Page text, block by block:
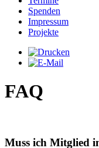
Spenden
Impressum
Projekte
FAQ
Muss ich Mitglied